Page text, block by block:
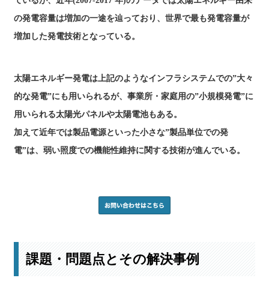
の発電容量は増加の一途を辿っており、世界で最も発電容量が
増加した発電技術となっている。
太陽エネルギー発電は上記のようなインフラシステムでの”大々
的な発電”にも用いられるが、事業所・家庭用の”小規模発電”に
用いられる太陽光パネルや太陽電池もある。
加えて近年では製品電源といった小さな”製品単位での発
電”は、弱い照度での機能性維持に関する技術が進んでいる。
課題・問題点とその解決事例